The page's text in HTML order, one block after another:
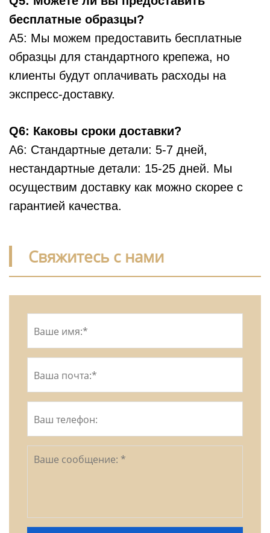
бесплатные образцы?
A5: Мы можем предоставить бесплатные
образцы для стандартного крепежа, но
клиенты будут оплачивать расходы на
экспресс-доставку.
Q6: Каковы сроки доставки?
A6: Стандартные детали: 5-7 дней,
нестандартные детали: 15-25 дней. Мы
осуществим доставку как можно скорее с
гарантией качества.
Свяжитесь с нами